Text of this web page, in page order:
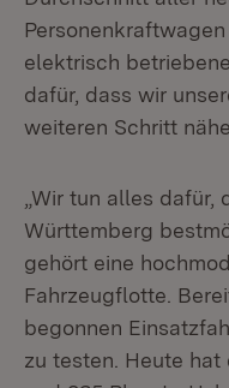
elektrisch
dafür, dass wir
weiteren Schritt
„Wir tun alles dafür,
Württemberg
gehört eine
Fahrzeugflotte.
begonnen
zu testen. Heute hat